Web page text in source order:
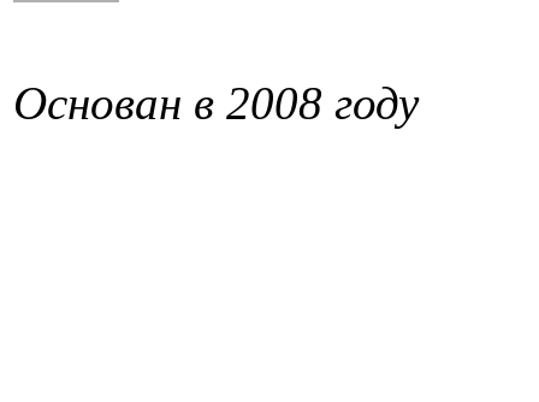
Основан в 2008 году